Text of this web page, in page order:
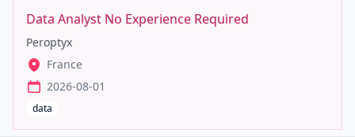
Data Analyst No Experience Required
Peroptyx
France
2026-08-01
data